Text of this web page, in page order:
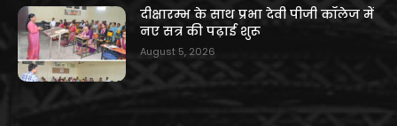
दीक्षारम्भ के साथ प्रभा देवी पीजी कॉलेज में
नए सत्र की पढ़ाई शुरू
August 5, 2026